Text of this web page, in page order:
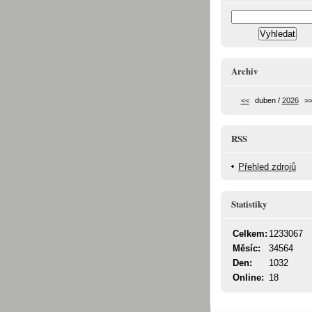
Archiv
<< duben / 2026 >>
RSS
Přehled zdrojů
Statistiky
Online: 18
Celkem: 1233067
Měsíc:
34564
Den:
1032